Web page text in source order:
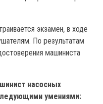
экзамен, в ходе
По результатам
машиниста
насосных
умениями: